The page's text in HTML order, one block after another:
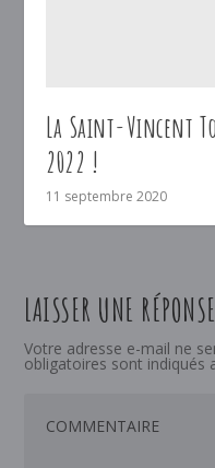
La Saint-Vincent
2022 !
11 septembre 2020
LAISSER UNE RÉPONSE
Votre adresse e-mail ne
obligatoires sont indiqués